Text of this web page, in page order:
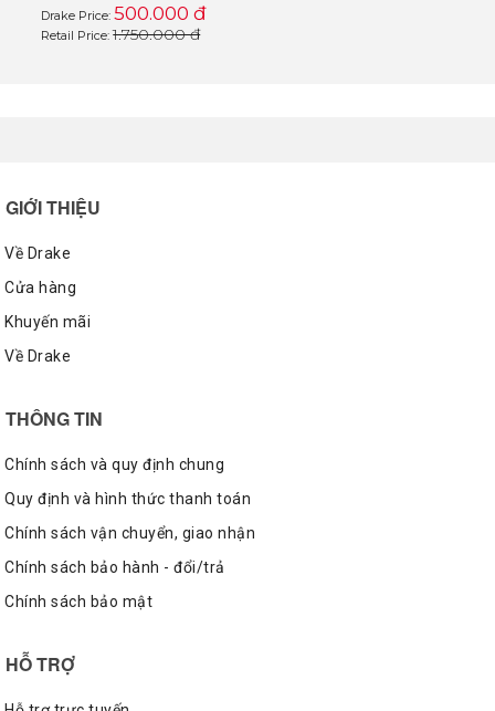
Dòng Vans Style 36 có gì nổi bật?
Vans là thương hiệu rất lâu đời được các bạn trẻ yêu thích
bởi những mẫu giày trượt ván mang vẻ đẹp riêng. Trải qua
nhiều năm trên thị trường giày thể thao, Vans đã ngày càng
mắt và việc cải tiến được những chức năng tích hợp trong
mỗi sản phẩm của mình.
Drake Price:500.000 đ
Retail Price:1.750.000 đ
GIỚI THIỆU
Về Drake
Cửa hàng
Khuyến mãi
Về Drake
THÔNG TIN
Chính sách và quy định chung
Quy định và hình thức thanh toán
Chính sách vận chuyển, giao nhận
Chính sách bảo hành - đổi/trả
Chính sách bảo mật
HỖ TRỢ